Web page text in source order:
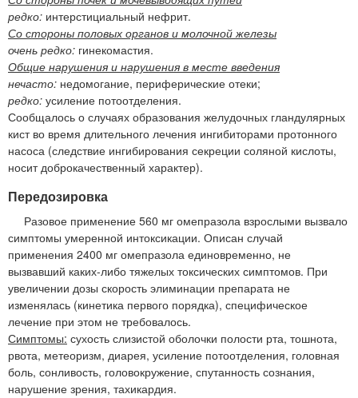
редко: интерстициальный нефрит.
Со стороны половых органов и молочной железы
очень редко: гинекомастия.
Общие нарушения и нарушения в месте введения
нечасто: недомогание, периферические отеки;
редко: усиление потоотделения.
Сообщалось о случаях образования желудочных гландулярных
кист во время длительного лечения ингибиторами протонного
насоса (следствие ингибирования секреции соляной кислоты,
носит доброкачественный характер).
Передозировка
Разовое применение 560 мг омепразола взрослыми вызвало
симптомы умеренной интоксикации. Описан случай
применения 2400 мг омепразола единовременно, не
вызвавший каких-либо тяжелых токсических симптомов. При
увеличении дозы скорость элиминации препарата не
изменялась (кинетика первого порядка), специфическое
лечение при этом не требовалось.
Симптомы: сухость слизистой оболочки полости рта, тошнота,
рвота, метеоризм, диарея, усиление потоотделения, головная
боль, сонливость, головокружение, спутанность сознания,
нарушение зрения, тахикардия.